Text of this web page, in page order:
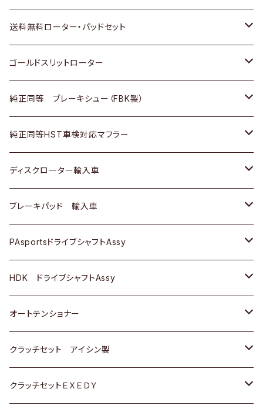
日野
三菱ふそう
ＢＭＷ
日野
三菱ふそう
三菱ふそう
その他
三菱
スバル
ダイハツ
マツダ
三菱
スバル
マツダ
三菱
日産
ダイハツ
マツダ
三菱
スバル
スズキ
日産
いすゞ
ダイハツ
マツダ
三菱
スバル
ＢＥＮＺ
ホンダ
スズキ
日産
ダイハツ
マツダ
三菱
スバル
トヨタ
ホンダ
日産
いすゞ
ダイハツ
マツダ
三菱
スバル
送料無料ローター・パッドセット
トヨタ
ホンダ
スズキ
日産
ダイハツ
マツダ
三菱
スバル
ゴールドスリットローター
トヨタ
ホンダ
スズキ
日産
ダイハツ
マツダ
三菱
スバル
純正同等 ブレーキシュー（FBK製）
ホンダ
スズキ
日産
ダイハツ
マツダ
三菱
スバル
純正同等HST車検対応マフラー
トヨタ
ホンダ
スズキ
日産
いすゞ
ダイハツ
マツダ
ディスクローター輸入車
ＡＵＤＩ
ＢＥＮＺ
ＢＭＷ
GOLF
ＷＡＧＥＮ
アストロ（シボレー）
ブレーキパッド 輸入車
ＢＥＮＺ
ＢＭＷ
ＷＡＧＥＮ
ＶＯＬＶＯ
PAsportsドライブシャフトAssy
トヨタ
ホンダ
スズキ
日産
HDK ドライブシャフトAssy
スズキ
ダイハツ
日産
オートテンショナー
トヨタ
クラッチセット アイシン製
ホンダ
クラッチセットＥＸＥＤＹ